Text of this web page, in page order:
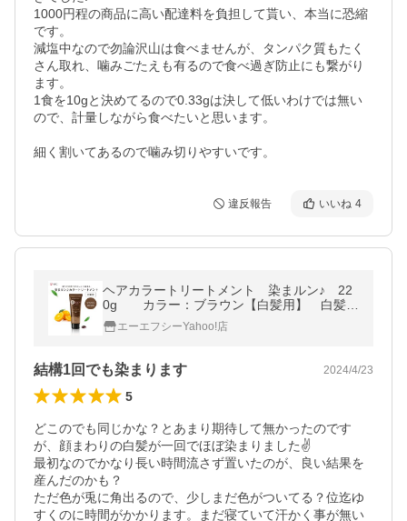
1000円程の商品に高い配達料を負担して貰い、本当に恐縮
です。
減塩中なので勿論沢山は食べませんが、タンパク質もたく
さん取れ、噛みごたえも有るので食べ過ぎ防止にも繋がり
ます。
1食を10gと決めてるので0.33gは決して低いわけでは無い
ので、計量しながら食べたいと思います。
細く割いてあるので噛み切りやすいです。
違反報告 いいね 4
ヘアカラートリートメント 染まルン♪ 22
0g カラー：ブラウン【白髪用】 白髪染
め カラートリートメント セルフカラー
ヘア 染まるん 爆買 超PayPay祭
エーエフシーYahoo!店
結構1回でも染まります 2024/4/23
5
どこのでも同じかな？とあまり期待して無かったのです
が、顔まわりの白髪が一回でほぼ染まりました✌️
最初なのでかなり長い時間流さず置いたのが、良い結果を
産んだのかも？
ただ色が兎に角出るので、少しまだ色がついてる？位迄ゆ
すくのに時間がかかります。まだ寝ていて汗かく事が無い